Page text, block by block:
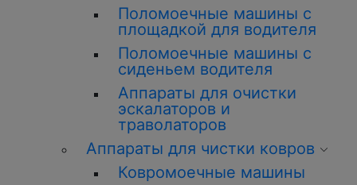
Поломоечные машины с
площадкой для водителя
Поломоечные машины с
сиденьем водителя
Аппараты для очистки
эскалаторов и
траволаторов
Аппараты для чистки ковров
Ковромоечные машины